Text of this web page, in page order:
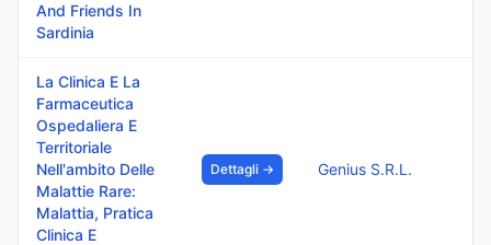
And Friends In
Sardinia
La Clinica E La
Farmaceutica
Ospedaliera E
Territoriale
Nell'ambito Delle
Malattie Rare:
Malattia, Pratica
Clinica E
Dettagli → Genius S.R.L.